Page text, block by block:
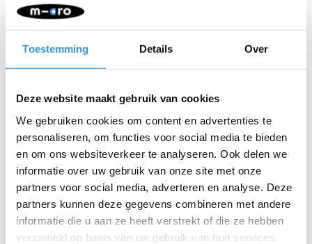
Toestemming Details Over
Deze website maakt gebruik van cookies
We gebruiken cookies om content en advertenties te
personaliseren, om functies voor social media te bieden
en om ons websiteverkeer te analyseren. Ook delen we
informatie over uw gebruik van onze site met onze
partners voor social media, adverteren en analyse. Deze
partners kunnen deze gegevens combineren met andere
informatie die u aan ze heeft verstrekt of die ze hebben
verzameld op basis van uw gebruik van hun services.
- +
Beschrijving